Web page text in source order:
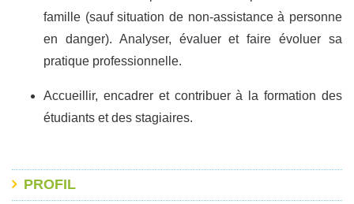
famille (sauf situation de non-assistance à personne
en danger). Analyser, évaluer et faire évoluer sa
pratique professionnelle.
Accueillir, encadrer et contribuer à la formation des
étudiants et des stagiaires.
PROFIL